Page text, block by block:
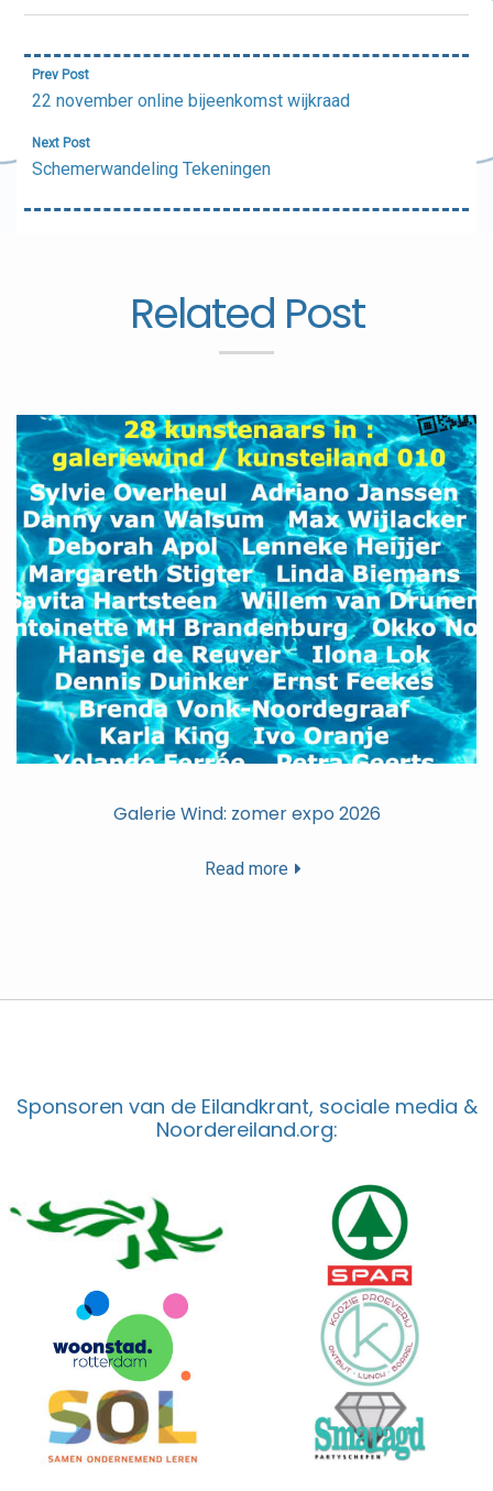
Bericht
navigatie
Prev Post
22 november online bijeenkomst wijkraad
Next Post
Schemerwandeling Tekeningen
Related Post
Galerie Wind: zomer expo 2026
Read more
Sponsoren van de Eilandkrant, sociale media &
Noordereiland.org: